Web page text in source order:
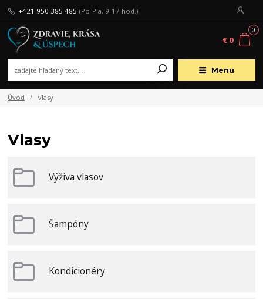
Menu
+421 950 385 485 (Po-Pia, 9-17 hod.)
0
€ 0
Úvod Vlasy
Vlasy
Výživa vlasov
Šampóny
Kondicionéry